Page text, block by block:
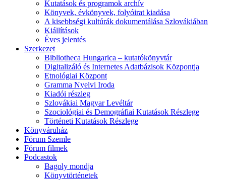
Kutatások és programok archív
Könyvek, évkönyvek, folyóirat kiadása
A kisebbségi kultúrák dokumentálása Szlovákiában
Kiállítások
Éves jelentés
Szerkezet
Bibliotheca Hungarica – kutatókönyvtár
Digitalizáló és Internetes Adatbázisok Központja
Etnológiai Központ
Gramma Nyelvi Iroda
Kiadói részleg
Szlovákiai Magyar Levéltár
Szociológiai és Demográfiai Kutatások Részlege
Történeti Kutatások Részlege
Könyváruház
Fórum Szemle
Fórum filmek
Podcastok
Bagoly mondja
Könyvtörténetek